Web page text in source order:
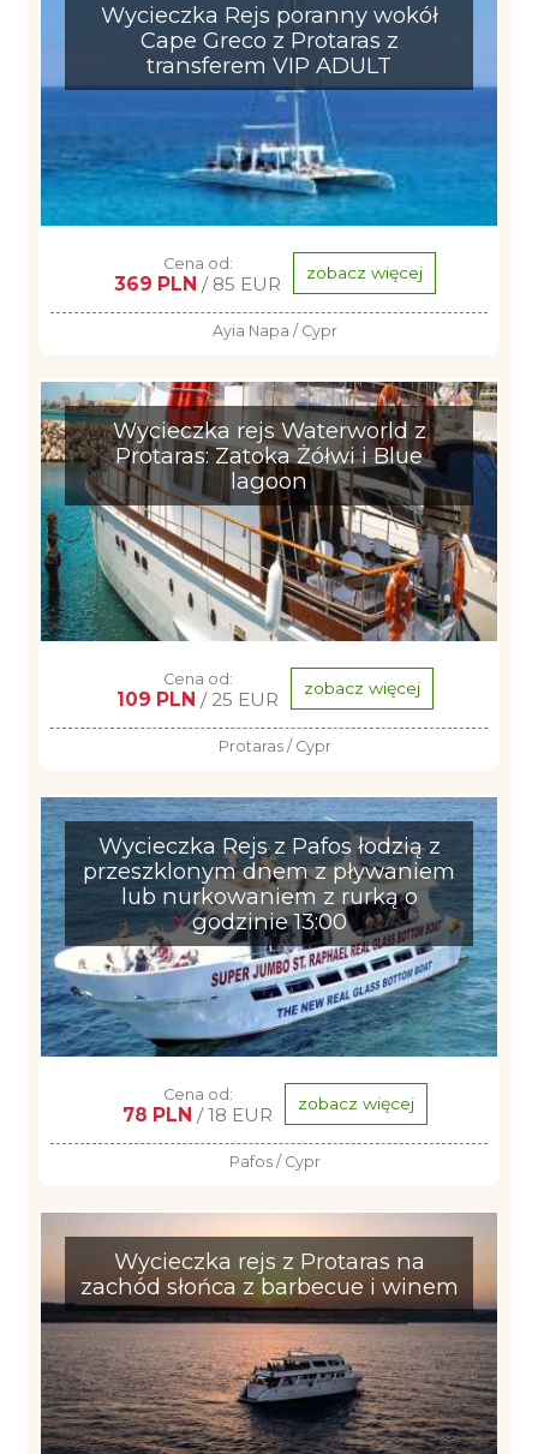
Wycieczka Rejs poranny wokół
Cape Greco z Protaras z
transferem VIP ADULT
Cena od:
369 PLN / 85 EUR zobacz więcej
Ayia Napa / Cypr
Wycieczka rejs Waterworld z
Protaras: Zatoka Żółwi i Blue
lagoon
Cena od:
109 PLN / 25 EUR zobacz więcej
Protaras / Cypr
Wycieczka Rejs z Pafos łodzią z
przeszklonym dnem z pływaniem
lub nurkowaniem z rurką o
godzinie 13:00
Cena od:
78 PLN / 18 EUR zobacz więcej
Pafos / Cypr
Wycieczka rejs z Protaras na
zachód słońca z barbecue i winem